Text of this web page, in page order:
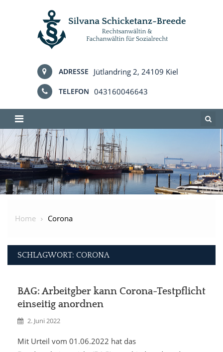
ADRESSE Jütlandring 2, 24109 Kiel
TELEFON 043160046643
Home Corona
SCHLAGWORT: CORONA
BAG: Arbeitgber kann Corona-Testpflicht
einseitig anordnen
2. Juni 2022
Mit Urteil vom 01.06.2022 hat das